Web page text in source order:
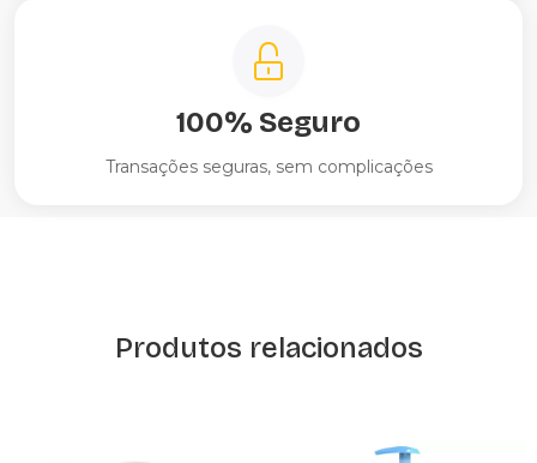
100% Seguro
Transações seguras, sem complicações
Produtos relacionados